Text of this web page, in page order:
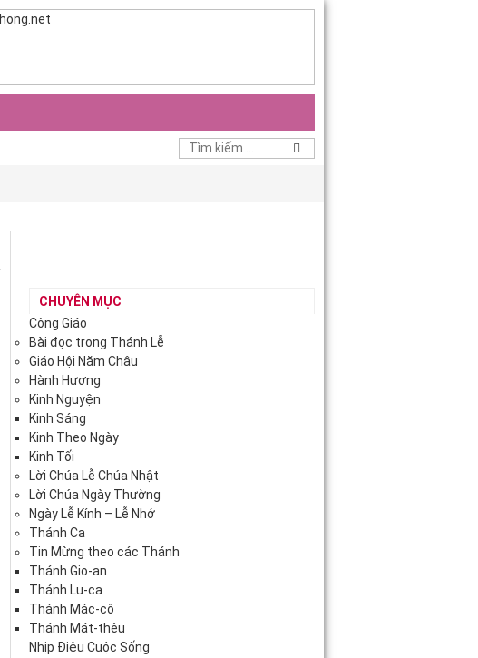
CHUYÊN MỤC
Công Giáo
Bài đọc trong Thánh Lễ
Giáo Hội Năm Châu
Hành Hương
Kinh Nguyện
Kinh Sáng
Kinh Theo Ngày
Kinh Tối
Lời Chúa Lễ Chúa Nhật
Lời Chúa Ngày Thường
Ngày Lễ Kính – Lễ Nhớ
Thánh Ca
Tin Mừng theo các Thánh
Thánh Gio-an
Thánh Lu-ca
Thánh Mác-cô
Thánh Mát-thêu
Nhịp Điệu Cuộc Sống